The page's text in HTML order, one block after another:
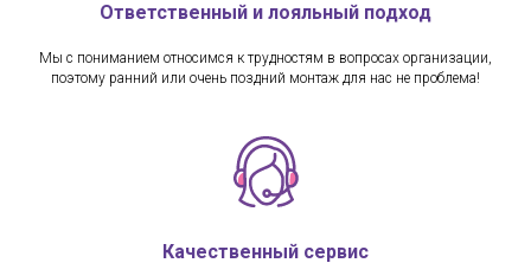
Ответственный и лояльный подход
Мы с пониманием относимся к трудностям в вопросах организации,
поэтому ранний или очень поздний монтаж для нас не проблема!
Качественный сервис